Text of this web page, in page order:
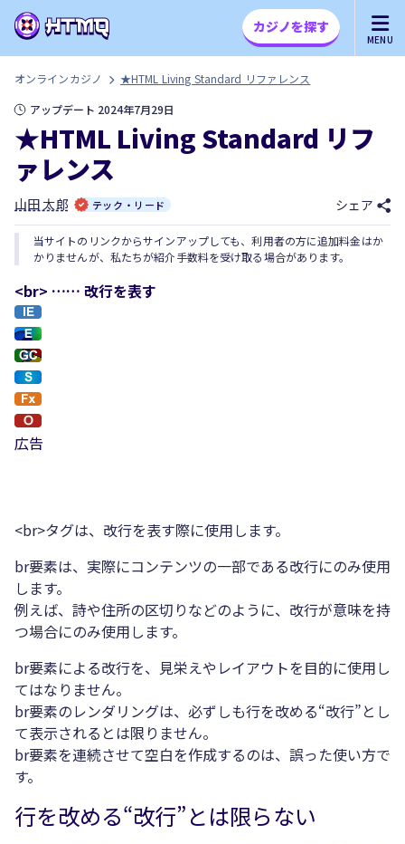
MENU
カジノを探す
オンラインカジノ
★HTML Living Standard リファレンス
アップデート 2024年7月29日
★HTML Living Standard リフ
ァレンス
山田 太郎 テック・リード シェア
当サイトのリンクからサインアップしても、利用者の方に追加料金はか
かりませんが、私たちが紹介手数料を受け取る場合があります。
<br> …… 改行を表す
広告
<br>タグは、改行を表す際に使用します。
br要素は、実際にコンテンツの一部である改行にのみ使用
します。
例えば、詩や住所の区切りなどのように、改行が意味を持
つ場合にのみ使用します。
br要素による改行を、見栄えやレイアウトを目的に使用し
てはなりません。
br要素のレンダリングは、必ずしも行を改める“改行”とし
て表示されるとは限りません。
br要素を連続させて空白を作成するのは、誤った使い方で
す。
行を改める“改行”とは限らない